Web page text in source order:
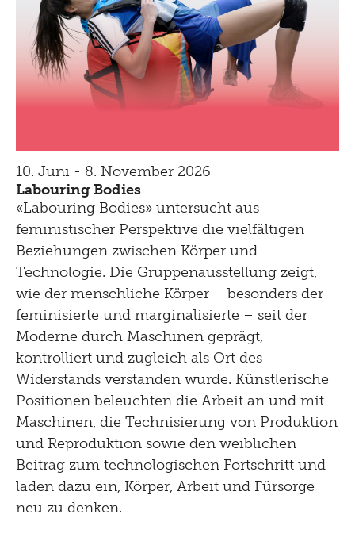
10. Juni - 8. November 2026
Labouring Bodies
«Labouring Bodies» untersucht aus
feministischer Perspektive die vielfältigen
Beziehungen zwischen Körper und
Technologie. Die Gruppenausstellung zeigt,
wie der menschliche Körper – besonders der
feminisierte und marginalisierte – seit der
Moderne durch Maschinen geprägt,
kontrolliert und zugleich als Ort des
Widerstands verstanden wurde. Künstlerische
Positionen beleuchten die Arbeit an und mit
Maschinen, die Technisierung von Produktion
und Reproduktion sowie den weiblichen
Beitrag zum technologischen Fortschritt und
laden dazu ein, Körper, Arbeit und Fürsorge
neu zu denken.